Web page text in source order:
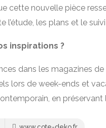
cette nouvelle pièce
l’étude, les plans et le
inspirations ?
dans les magazines
lors de week-ends et
en préservant